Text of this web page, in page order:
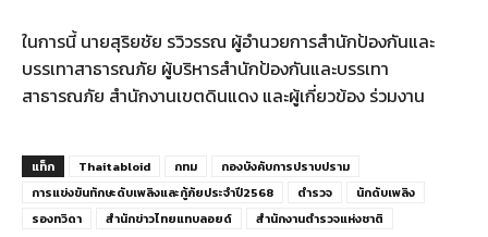
ในการนี้ นายสุริยชัย รวิวรรณ ผู้อำนวยการสำนักป้องกันและ
บรรเทาสาธารณภัย ผู้บริหารสำนักป้องกันและบรรเทา
สาธารณภัย สำนักงานเขตดินแดง และผู้เกี่ยวข้อง ร่วมงาน
แท็ก Thaitabloid กทม
กองบังคับการปราบปราม
การแข่งขันทักษะดับเพลิงและกู้ภัยประจำปี2568
ตำรวจ
นักดับเพลิง
รองทวิดา
สำนักข่าวไทยแทบลอยด์ สำนักงานตำรวจแห่งชาติ